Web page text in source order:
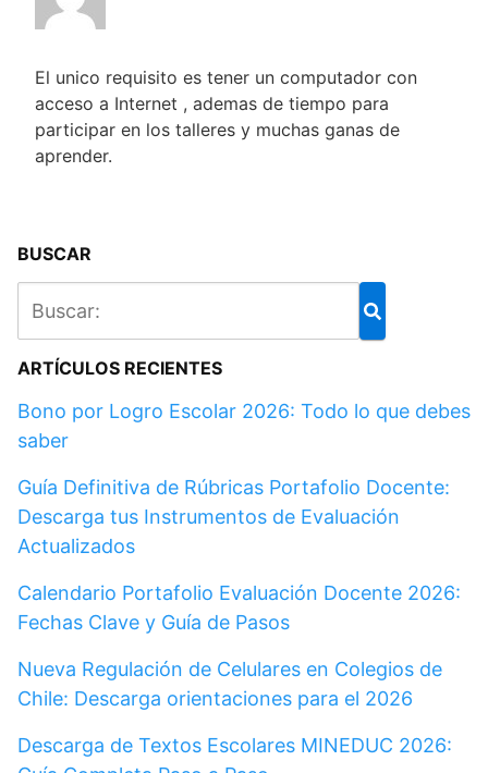
El unico requisito es tener un computador con
acceso a Internet , ademas de tiempo para
participar en los talleres y muchas ganas de
aprender.
BUSCAR
ARTÍCULOS RECIENTES
Bono por Logro Escolar 2026: Todo lo que debes
saber
Guía Definitiva de Rúbricas Portafolio Docente:
Descarga tus Instrumentos de Evaluación
Actualizados
Calendario Portafolio Evaluación Docente 2026:
Fechas Clave y Guía de Pasos
Nueva Regulación de Celulares en Colegios de
Chile: Descarga orientaciones para el 2026
Descarga de Textos Escolares MINEDUC 2026: